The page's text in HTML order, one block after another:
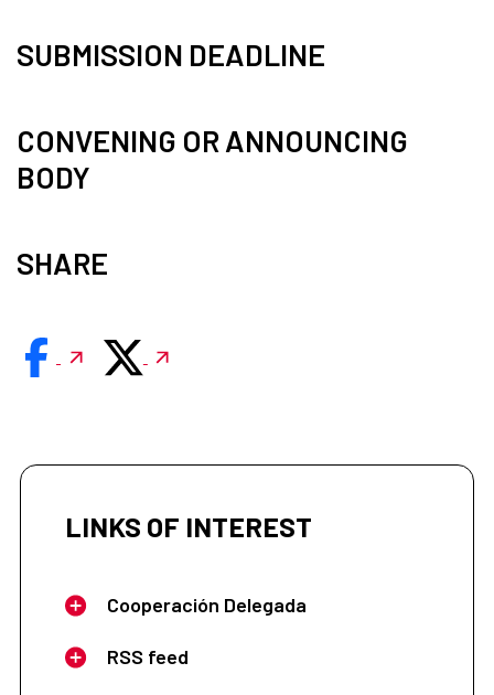
SUBMISSION DEADLINE
CONVENING OR ANNOUNCING
BODY
SHARE
LINKS OF INTEREST
Cooperación Delegada
RSS feed